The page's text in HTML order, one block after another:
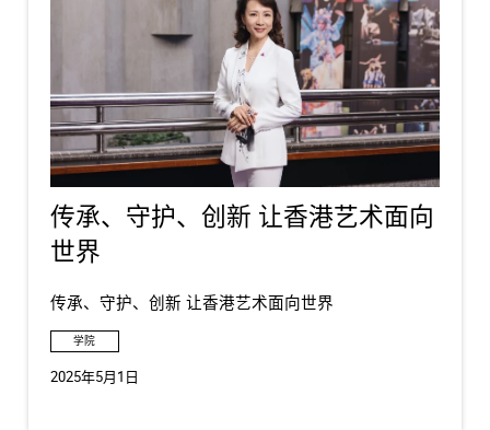
传承、守护、创新 让香港艺术面向
世界
传承、守护、创新 让香港艺术面向世界
学院
2025年5月1日